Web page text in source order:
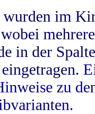
im
in der
zu